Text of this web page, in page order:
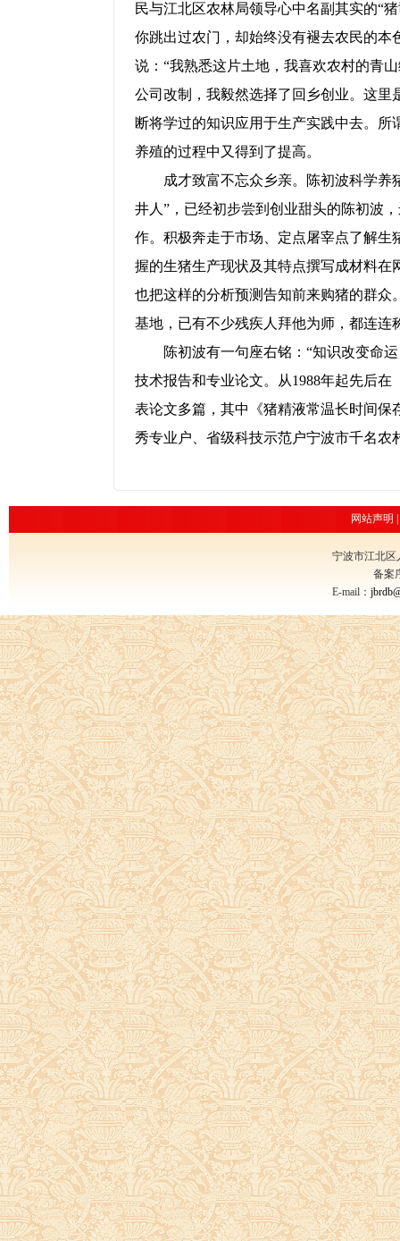
民与江北区农林局领导心中名副其实的“
你跳出过农门，却始终没有褪去农民的本
说：“我熟悉这片土地，我喜欢农村的青
公司改制，我毅然选择了回乡创业。这里
断将学过的知识应用于生产实践中去。
养殖的过程中又得到了提高。
成才致富不忘众乡亲。陈初波科学养
井人”，已经初步尝到创业甜头的陈初波
作。积极奔走于市场、定点屠宰点了解
握的生猪生产现状及其特点撰写成材料
也把这样的分析预测告知前来购猪的群
基地，已有不少残疾人拜他为师，都连连
陈初波有一句座右铭：“知识改变命运
技术报告和专业论文。从1988年起先后在
表论文多篇，其中《猪精液常温长时间
秀专业户、省级科技示范户宁波市千名
网站声明
宁波市江北区
备案
E-mail：